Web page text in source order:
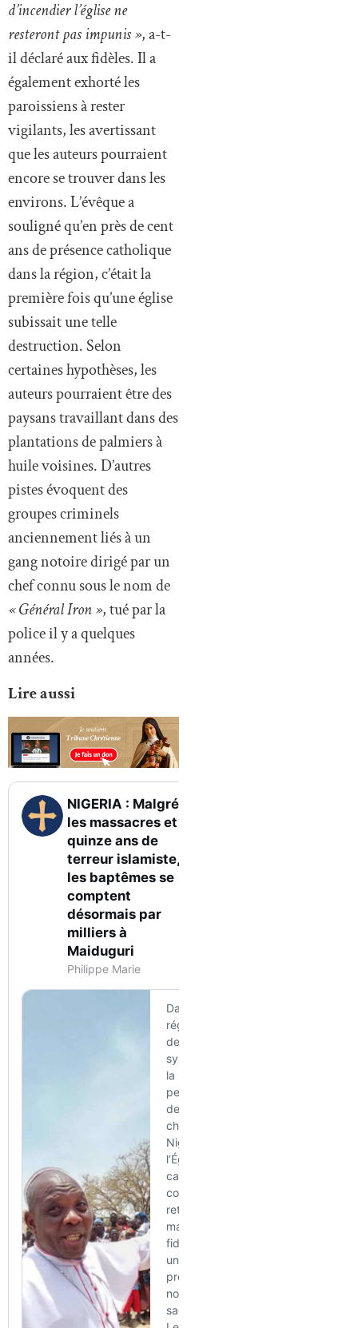
d’incendier l’église ne
resteront pas impunis », a-t-
il déclaré aux fidèles. Il a
également exhorté les
paroissiens à rester
vigilants, les avertissant
que les auteurs pourraient
encore se trouver dans les
environs. L’évêque a
souligné qu’en près de cent
ans de présence catholique
dans la région, c’était la
première fois qu’une église
subissait une telle
destruction. Selon
certaines hypothèses, les
auteurs pourraient être des
paysans travaillant dans des
plantations de palmiers à
huile voisines. D’autres
pistes évoquent des
groupes criminels
anciennement liés à un
gang notoire dirigé par un
chef connu sous le nom de
« Général Iron », tué par la
police il y a quelques
années.
Lire aussi